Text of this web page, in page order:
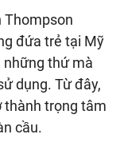
Thompson
đứa trẻ tại Mỹ
những thứ mà
dụng. Từ đây,
thành trọng tâm
cầu.